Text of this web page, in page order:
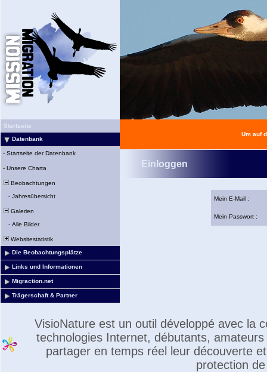
Startseite
Datenbank
- Startseite der Datenbank
- Unsere Charta
Beobachtungen
- Jahresübersicht
Galerien
- Alle Bilder
Websitestatistik
Die Beobachtungsplätze
Links und Informationen
Migraction.net
Trägerschaft & Partner
Um auf
Einloggen
Mein E-Mail :
Mein Passwort :
VisioNature est un outil développé avec la
technologies Internet, débutants,
partager en temps réel leur découverte
protection